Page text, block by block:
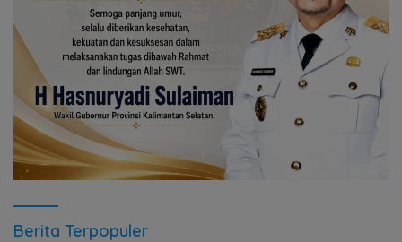
Berita Terpopuler